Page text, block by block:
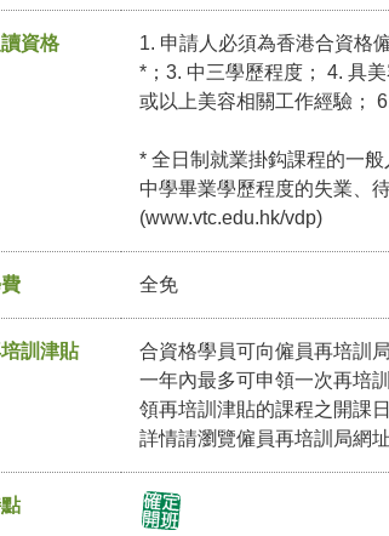
資格
1. 申請人必須為香港合資格
*；3. 中三學歷程度； 4. 具
或以上美容相關工作經驗；
* 全日制就業掛鈎課程的一
中學畢業學歷程度的失業、
(www.vtc.edu.hk/vdp)
全免
訓津貼
合資格學員可向僱員再培訓
一年內最多可申領一次再培
領再培訓津貼的課程之開課
詳情請瀏覽僱員再培訓局網